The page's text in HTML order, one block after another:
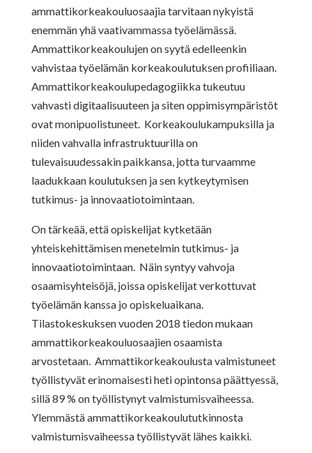
ammattikorkeakouluosaajia tarvitaan nykyistä
enemmän yhä vaativammassa työelämässä.
Ammattikorkeakoulujen on syytä edelleenkin
vahvistaa työelämän korkeakoulutuksen profiiliaan.
Ammattikorkeakoulupedagogiikka tukeutuu
vahvasti digitaalisuuteen ja siten oppimisympäristöt
ovat monipuolistuneet. Korkeakoulukampuksilla ja
niiden vahvalla infrastruktuurilla on
tulevaisuudessakin paikkansa, jotta turvaamme
laadukkaan koulutuksen ja sen kytkeytymisen
tutkimus- ja innovaatiotoimintaan.
On tärkeää, että opiskelijat kytketään
yhteiskehittämisen menetelmin tutkimus- ja
innovaatiotoimintaan. Näin syntyy vahvoja
osaamisyhteisöjä, joissa opiskelijat verkottuvat
työelämän kanssa jo opiskeluaikana.
Tilastokeskuksen vuoden 2018 tiedon mukaan
ammattikorkeakouluosaajien osaamista
arvostetaan. Ammattikorkeakoulusta valmistuneet
työllistyvät erinomaisesti heti opintonsa päättyessä,
sillä 89 % on työllistynyt valmistumisvaiheessa.
Ylemmästä ammattikorkeakoulututkinnosta
valmistumisvaiheessa työllistyvät lähes kaikki.